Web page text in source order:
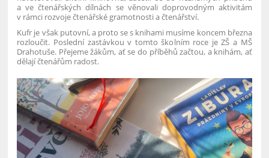
a ve čtenářských dílnách se věnovali doprovodným aktivitám
v rámci rozvoje čtenářské gramotnosti a čtenářství.
Kufr je však putovní, a proto se s knihami musíme koncem března
rozloučit. Poslední zastávkou v tomto školním roce je ZŠ a MŠ
Drahotuše. Přejeme žákům, ať se do příběhů začtou, a knihám, ať
dělají čtenářům radost.